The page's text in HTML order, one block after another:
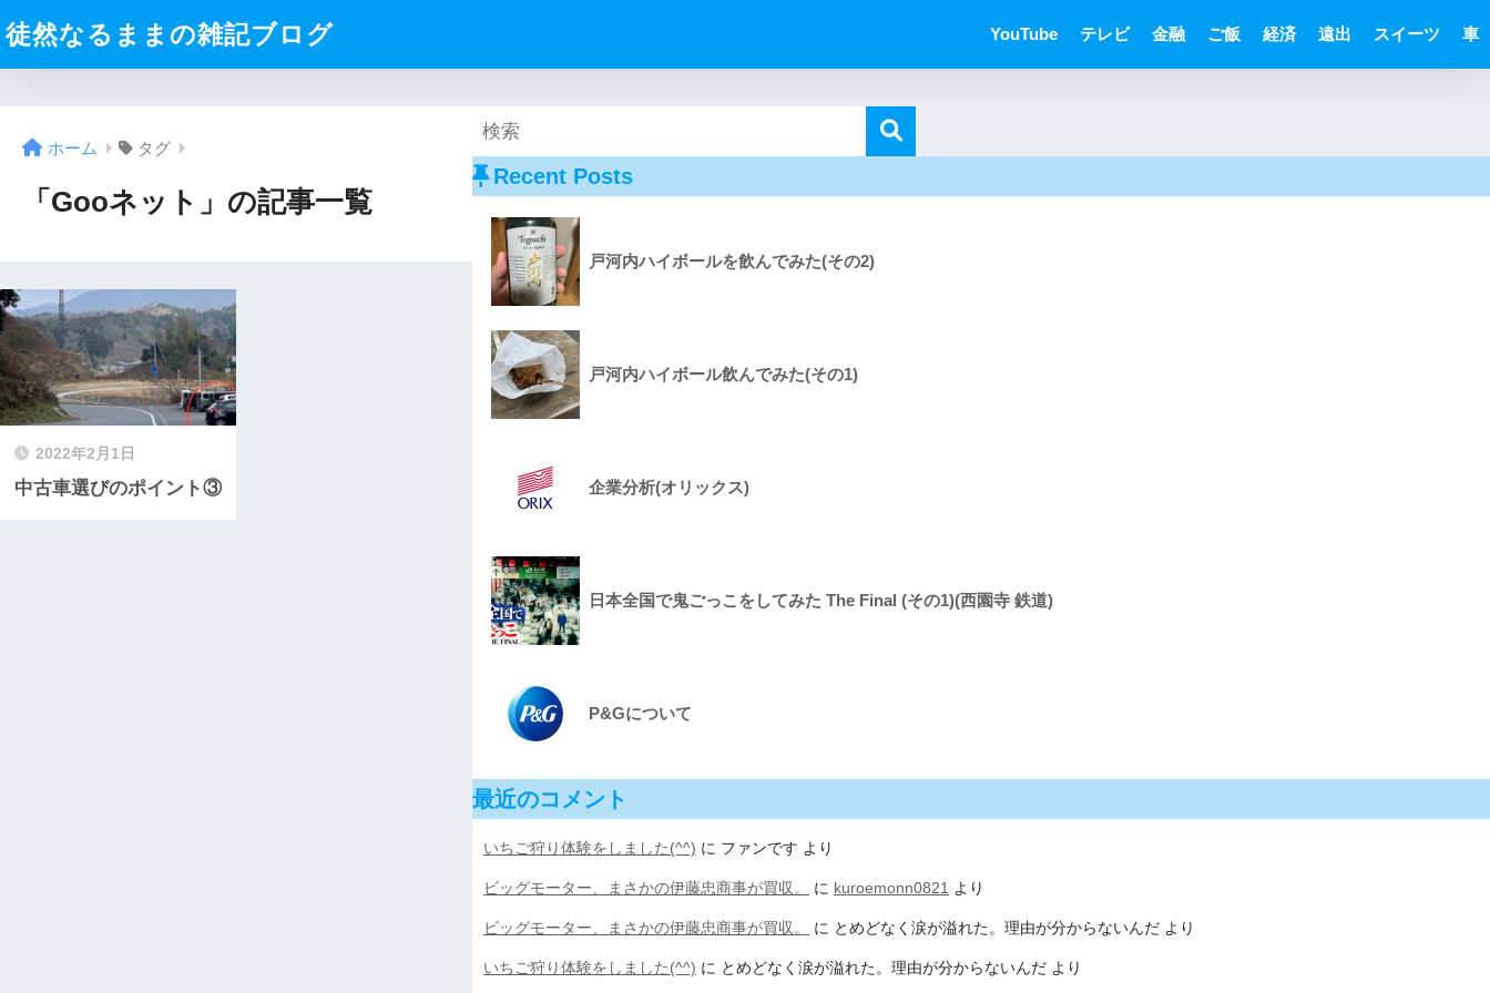
徒然なるままの雑記ブログ YouTube テレビ 金融 ご飯 経済 遠出 スイーツ 車
ホーム タグ
「Gooネット」の記事一覧
2022年2月1日
中古車選びのポイント③
Recent Posts
戸河内ハイボールを飲んでみた(その2)
戸河内ハイボール飲んでみた(その1)
企業分析(オリックス)
日本全国で鬼ごっこをしてみた The Final (その1)(西園寺 鉄道)
P&Gについて
最近のコメント
いちご狩り体験をしました(^^) に ファンです より
ビッグモーター、まさかの伊藤忠商事が買収。 に kuroemonn0821 より
ビッグモーター、まさかの伊藤忠商事が買収。 に とめどなく涙が溢れた。理由が分からないんだ より
いちご狩り体験をしました(^^) に とめどなく涙が溢れた。理由が分からないんだ より